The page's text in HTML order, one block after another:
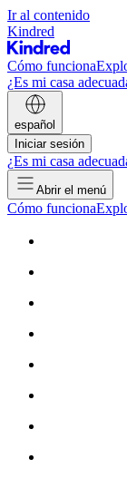
Ir al contenido
Kindred
Cómo funciona
¿Es mi casa
español
Iniciar sesión
¿Es mi casa
Abrir el menú
Cómo funciona